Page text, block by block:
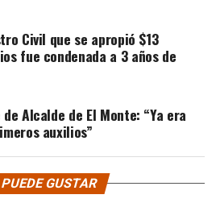
Civil que se apropió $13
fue condenada a 3 años de
Alcalde de El Monte: “Ya era
auxilios”
GUSTAR